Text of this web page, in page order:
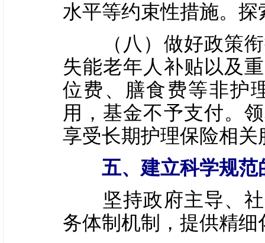
水平等约束性措施。
（八）做好政策衔
失能老年人补贴以及
位费、膳食费等非护
用，基金不予支付。
享受长期护理保险相关
五、建立科学规范
坚持政府主导、社
务体制机制，提供精